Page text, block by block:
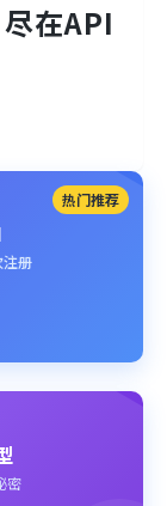
尽在API
热门推荐
册
密